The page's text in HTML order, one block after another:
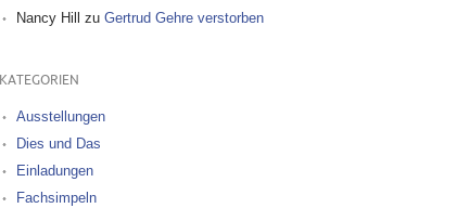
Nancy Hill
zu Gertrud Gehre verstorben
KATEGORIEN
Ausstellungen
Dies und Das
Einladungen
Fachsimpeln